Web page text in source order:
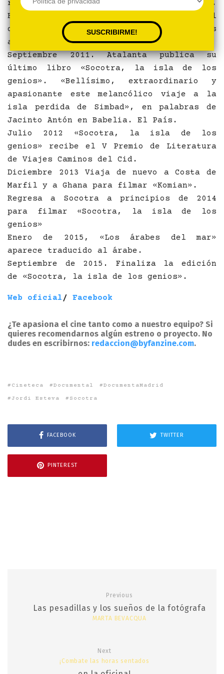
rodaje de «Retorno al país de las almas».
En 2011, tras el circuito internacional
de festivales «Retorno al país de las
almas» se estrena en España.
Septiembre 2011. Atalanta publica su
último libro «Socotra, la isla de los
genios». «Bellísimo, extraordinario y
apasionante este melancólico viaje a la
isla perdida de Simbad», en palabras de
Jacinto Antón en Babelia. El País.
Julio 2012 «Socotra, la isla de los
genios» recibe el V Premio de Literatura
de Viajes Caminos del Cid.
Diciembre 2013 Viaja de nuevo a Costa de
Marfil y a Ghana para filmar «Komian».
Regresa a Socotra a principios de 2014
para filmar «Socotra, la isla de los
genios»
Enero de 2015, «Los árabes del mar»
aparece traducido al árabe.
Septiembre de 2015. Finaliza la edición
de «Socotra, la isla de los genios».
Web oficial / Facebook
¿Te apasiona el cine tanto como a nuestro equipo? Si
quieres recomendarnos algún estreno o proyecto. No
dudes en escribirnos: redaccion@byfanzine.com.
Cineteca Documental
DocumentaMadrid
Jordi Esteva
Socotra
FACEBOOK TWITTER
PINTEREST
Previous
Las pesadillas y los sueños de la fotógrafa
MARTA BEVACQUA
Next
¡Combate las horas sentados